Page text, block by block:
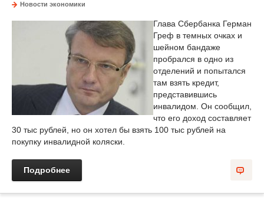
Новости экономики
Глава Сбербанка Герман
Греф в темных очках и
шейном бандаже
пробрался в одно из
отделений и попытался
там взять кредит,
представившись
инвалидом. Он сообщил,
что его доход составляет
30 тыс рублей, но он хотел бы взять 100 тыс рублей на
покупку инвалидной коляски.
Подробнее